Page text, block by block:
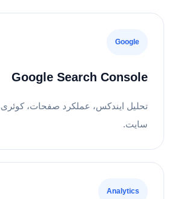
Google
Google Search Console
تحلیل ایندکس، عملکرد صفحات،
سایت.
Analytics